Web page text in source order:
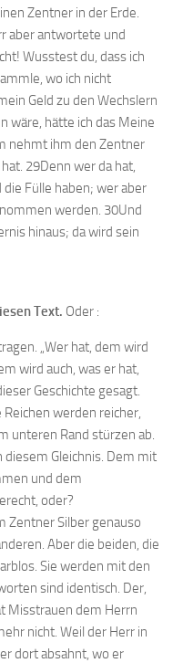
Zentner in der Erde.
aber antwortete und
Wusstest du, dass ich
wo ich nicht
Geld zu den Wechslern
wäre, hätte ich das Meine
nehmt ihm den Zentner
29Denn wer da hat,
Fülle haben; wer aber
werden. 30Und
hinaus; da wird sein
Text. Oder :
„Wer hat, dem wird
wird auch, was er hat,
Geschichte gesagt.
werden reicher,
unteren Rand stürzen ab.
diesem Gleichnis. Dem mit
und dem
oder?
Zentner Silber genauso
Aber die beiden, die
Sie werden mit den
sind identisch. Der,
Misstrauen dem Herrn
nicht. Weil der Herr in
dort absahnt, wo er